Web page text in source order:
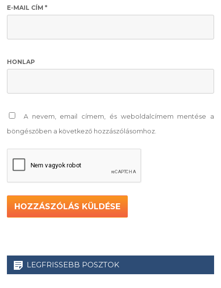
E-MAIL CÍM *
HONLAP
A nevem, email címem, és weboldalcímem mentése a
böngészőben a következő hozzászólásomhoz.
LEGFRISSEBB POSZTOK